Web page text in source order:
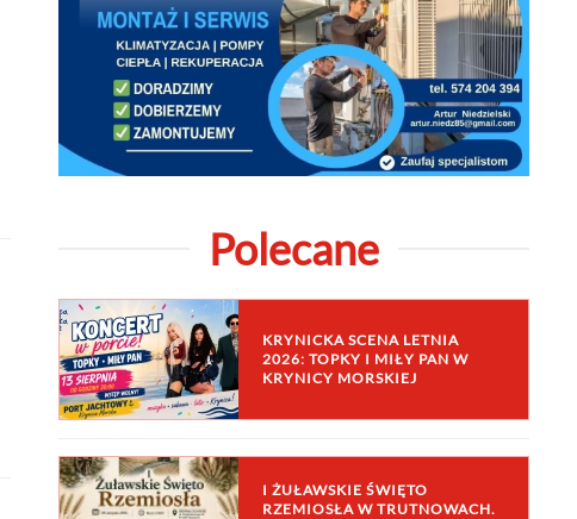
Polecane
KRYNICKA SCENA LETNIA
2026: TOPKY I MIŁY PAN W
KRYNICY MORSKIEJ
I ŻUŁAWSKIE ŚWIĘTO
RZEMIOSŁA W TRUTNOWACH.